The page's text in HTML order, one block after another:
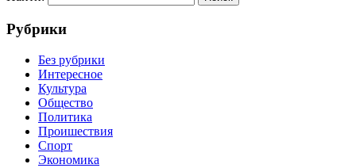
Рубрики
Без рубрики
Интересное
Культура
Общество
Политика
Проишествия
Спорт
Экономика